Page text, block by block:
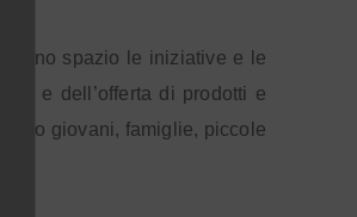
spazio le iniziative e le
e dell’offerta di prodotti e
giovani, famiglie, piccole